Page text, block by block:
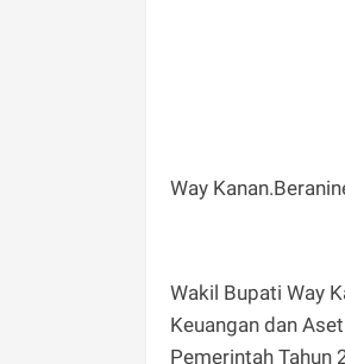
Way
Wakil Bupati Way
Keuangan dan
Pemerintah Tahun